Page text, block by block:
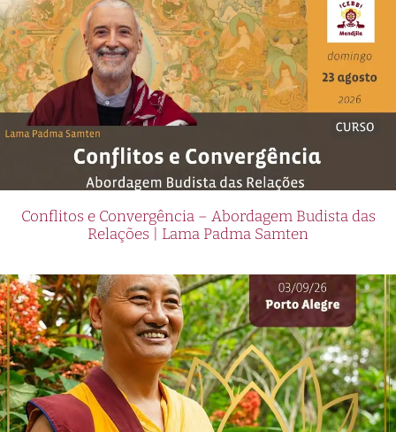
Conflitos e Convergência – Abordagem Budista das
Relações | Lama Padma Samten